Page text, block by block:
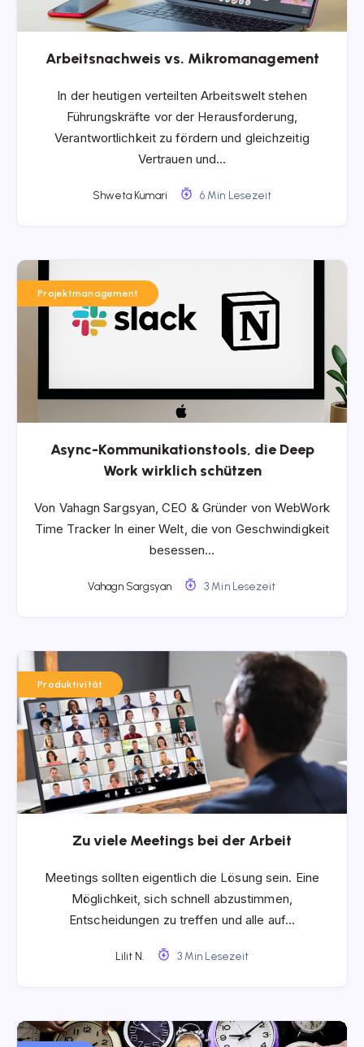
Arbeitsnachweis vs. Mikromanagement
In der heutigen verteilten Arbeitswelt stehen
Führungskräfte vor der Herausforderung,
Verantwortlichkeit zu fördern und gleichzeitig
Vertrauen und…
Shweta Kumari 6 Min Lesezeit
Projektmanagement
Async-Kommunikationstools, die Deep
Work wirklich schützen
Von Vahagn Sargsyan, CEO & Gründer von WebWork
Time Tracker In einer Welt, die von Geschwindigkeit
besessen…
Vahagn Sargsyan 3 Min Lesezeit
Produktivität
Zu viele Meetings bei der Arbeit
Meetings sollten eigentlich die Lösung sein. Eine
Möglichkeit, sich schnell abzustimmen,
Entscheidungen zu treffen und alle auf…
Lilit N. 3 Min Lesezeit